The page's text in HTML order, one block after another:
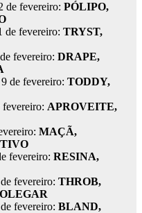
de fevereiro: PÓLIPO,
de fevereiro: TRYST,
fevereiro: DRAPE,
de fevereiro: TODDY,
APROVEITE,
MAÇÃ,
fevereiro: RESINA,
fevereiro: THROB,
fevereiro: BLAND,